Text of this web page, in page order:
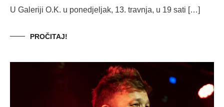
U Galeriji O.K. u ponedjeljak, 13. travnja, u 19 sati […]
PROČITAJ!